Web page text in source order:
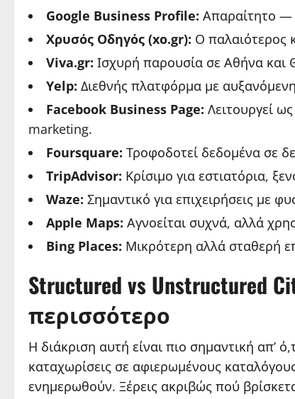
Google Business Profile: Απαραίτητο —
Χρυσός Οδηγός (xo.gr): Ο παλαιότερος
Viva.gr: Ισχυρή παρουσία σε Αθήνα και
Yelp: Διεθνής πλατφόρμα με
Facebook Business Page: Λειτουργεί
marketing.
Foursquare: Τροφοδοτεί δεδομένα σε
TripAdvisor: Κρίσιμο για εστιατόρια,
Waze: Σημαντικό για επιχειρήσεις με
Apple Maps: Αγνοείται συχνά, αλλά
Bing Places: Μικρότερη αλλά σταθερή
Structured vs Unstructured
περισσότερο
Η διάκριση αυτή είναι πιο σημαντική απ’
καταχωρίσεις σε αφιερωμένους
ενημερωθούν. Ξέρεις ακριβώς πού